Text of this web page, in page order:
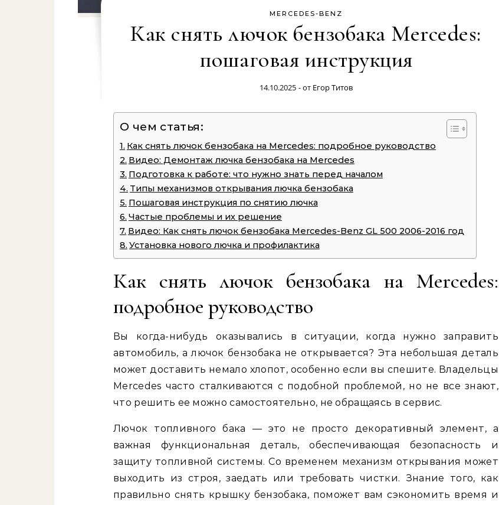
MERCEDES-BENZ
Как снять лючок бензобака Mercedes:
пошаговая инструкция
14.10.2025 - от Егор Титов
О чем статья:
Как снять лючок бензобака на Mercedes: подробное руководство
Видео: Демонтаж лючка бензобака на Mercedes
Подготовка к работе: что нужно знать перед началом
Типы механизмов открывания лючка бензобака
Пошаговая инструкция по снятию лючка
Частые проблемы и их решение
Видео: Как снять лючок бензобака Mercedes-Benz GL 500 2006-2016 год
Установка нового лючка и профилактика
Как снять лючок бензобака на Mercedes:
подробное руководство
Вы когда-нибудь оказывались в ситуации, когда нужно заправить
автомобиль, а лючок бензобака не открывается? Эта небольшая деталь
может доставить немало хлопот, особенно если вы спешите. Владельцы
Mercedes часто сталкиваются с подобной проблемой, но не все знают,
что решить ее можно самостоятельно, не обращаясь в сервис.
Лючок топливного бака — это не просто декоративный элемент, а
важная функциональная деталь, обеспечивающая безопасность и
защиту топливной системы. Со временем механизм открывания может
выходить из строя, заедать или требовать чистки. Знание того, как
правильно снять крышку бензобака, поможет вам сэкономить время и